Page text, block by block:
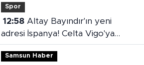
Spor
12:58Altay Bayındır'ın yeni
adresi İspanya! Celta Vigo'ya
kiralandı
Samsun Haber